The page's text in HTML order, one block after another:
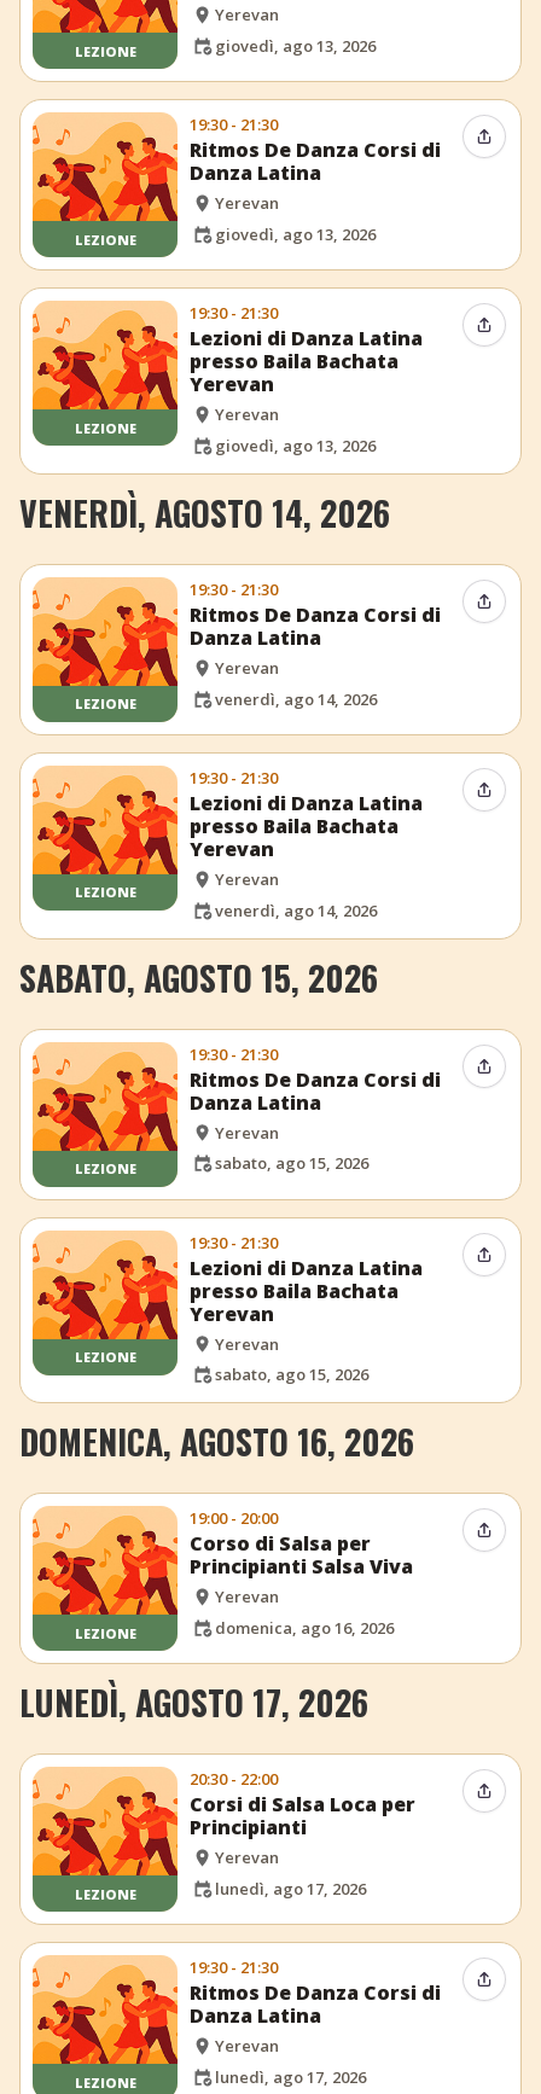
LEZIONE
Yerevan
giovedì, ago 13, 2026
LEZIONE
19:30 - 21:30
Ritmos De Danza Corsi di
Danza Latina
Yerevan
giovedì, ago 13, 2026
LEZIONE
19:30 - 21:30
Lezioni di Danza Latina
presso Baila Bachata
Yerevan
Yerevan
giovedì, ago 13, 2026
VENERDÌ, AGOSTO 14, 2026
LEZIONE
19:30 - 21:30
Ritmos De Danza Corsi di
Danza Latina
Yerevan
venerdì, ago 14, 2026
LEZIONE
19:30 - 21:30
Lezioni di Danza Latina
presso Baila Bachata
Yerevan
Yerevan
venerdì, ago 14, 2026
SABATO, AGOSTO 15, 2026
LEZIONE
19:30 - 21:30
Ritmos De Danza Corsi di
Danza Latina
Yerevan
sabato, ago 15, 2026
LEZIONE
19:30 - 21:30
Lezioni di Danza Latina
presso Baila Bachata
Yerevan
Yerevan
sabato, ago 15, 2026
DOMENICA, AGOSTO 16, 2026
LEZIONE
19:00 - 20:00
Corso di Salsa per
Principianti Salsa Viva
Yerevan
domenica, ago 16, 2026
LUNEDÌ, AGOSTO 17, 2026
LEZIONE
20:30 - 22:00
Corsi di Salsa Loca per
Principianti
Yerevan
lunedì, ago 17, 2026
LEZIONE
19:30 - 21:30
Ritmos De Danza Corsi di
Danza Latina
Yerevan
lunedì, ago 17, 2026